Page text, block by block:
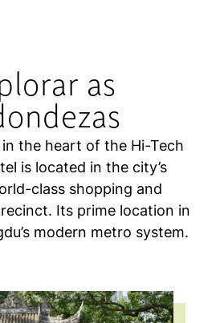
as
the heart of the Hi-Tech
is located in the city’s
class shopping and
Its prime location in
modern metro system.